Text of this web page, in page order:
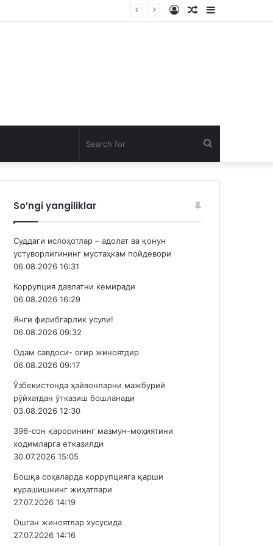
Sidebar
Random
Log
for
So’ngi yangiliklar
Суддаги ислоҳотлар – адолат ва қонун
устуворлигининг мустаҳкам пойдевори
06.08.2026 16:31
Коррупция давлатни кемиради
06.08.2026 16:29
Янги фирибгарлик усули!
06.08.2026 09:32
Одам савдоси- оғир жиноятдир
06.08.2026 09:17
Ўзбекистонда ҳайвонларни мажбурий
рўйхатдан ўтказиш бошланади
03.08.2026 12:30
396-сон қарорининг мазмун-моҳиятини
ходимларга етказилди
30.07.2026 15:05
Бошқа соҳаларда коррупцияга қарши
курашишнинг жиҳатлари
27.07.2026 14:19
Ошган жиноятлар хусусида
27.07.2026 14:16